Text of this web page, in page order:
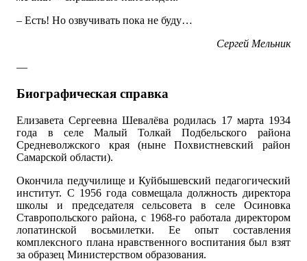
– Есть! Но озвучивать пока не буду…
Сергей Мельник
—
Биографическая справка
Елизавета Сергеевна Шевалёва родилась 17 марта 1934
года в селе Малый Толкай Подбельского района
Средневолжского края (ныне Похвистневский район
Самарской области).
Окончила педучилище и Куйбышевский педагогический
институт. С 1956 года совмещала должность директора
школы и председателя сельсовета в селе Осиновка
Ставропольского района, с 1968-го работала директором
лопатинской восьмилетки. Ее опыт составления
комплексного плана нравственного воспитания был взят
за образец Министерством образования.